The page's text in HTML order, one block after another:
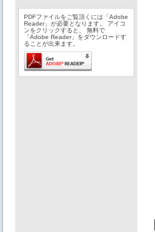
PDFファイルをご覧頂くには「Adobe
Reader」が必要となります。 アイコ
ンをクリックすると、 無料で
「Adobe Reader」をダウンロードす
ることが出来ます。